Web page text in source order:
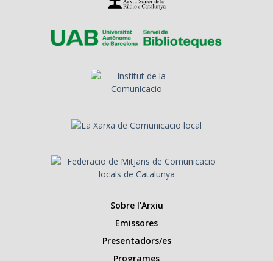
Sobre l'Arxiu
Emissores
Presentadors/es
Programes